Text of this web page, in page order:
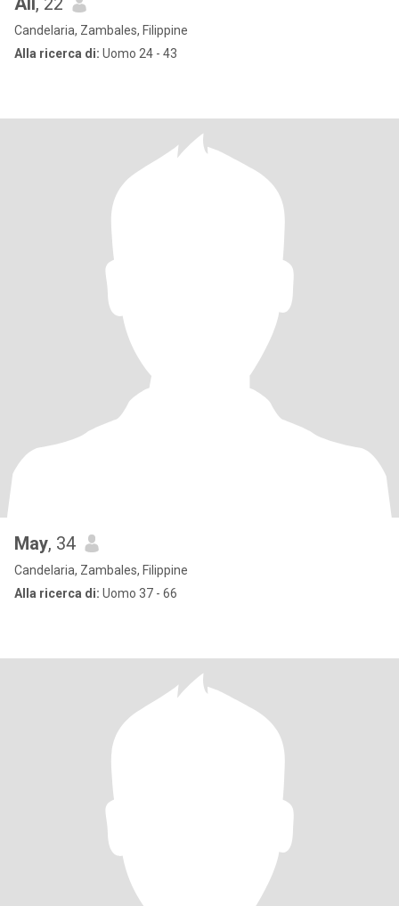
Candelaria, Zambales, Filippine
Alla ricerca di: Uomo 24 - 43
May, 34
Candelaria, Zambales, Filippine
Alla ricerca di: Uomo 37 - 66